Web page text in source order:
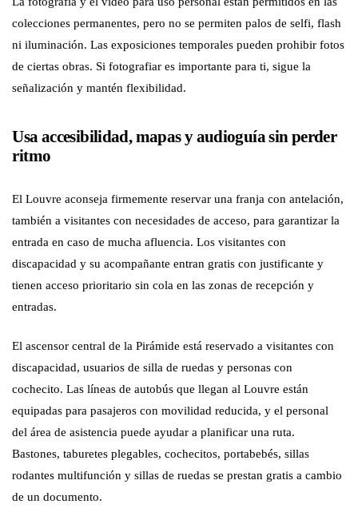
colecciones permanentes, pero no se permiten palos de selfi, flash
ni iluminación. Las exposiciones temporales pueden prohibir fotos
de ciertas obras. Si fotografiar es importante para ti, sigue la
señalización y mantén flexibilidad.
Usa accesibilidad, mapas y audioguía sin perder
ritmo
El Louvre aconseja firmemente reservar una franja con antelación,
también a visitantes con necesidades de acceso, para garantizar la
entrada en caso de mucha afluencia. Los visitantes con
discapacidad y su acompañante entran gratis con justificante y
tienen acceso prioritario sin cola en las zonas de recepción y
entradas.
El ascensor central de la Pirámide está reservado a visitantes con
discapacidad, usuarios de silla de ruedas y personas con
cochecito. Las líneas de autobús que llegan al Louvre están
equipadas para pasajeros con movilidad reducida, y el personal
del área de asistencia puede ayudar a planificar una ruta.
Bastones, taburetes plegables, cochecitos, portabebés, sillas
rodantes multifunción y sillas de ruedas se prestan gratis a cambio
de un documento.